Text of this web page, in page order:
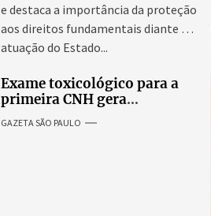
e destaca a importância da proteção
aos direitos fundamentais diante da
atuação do Estado...
Exame toxicológico para a
primeira CNH gera
denúncias de cortes
excessivos de cabelo e
GAZETA SÃO PAULO